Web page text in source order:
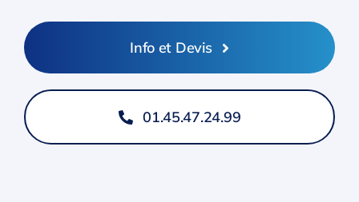
Info et Devis
01.45.47.24.99